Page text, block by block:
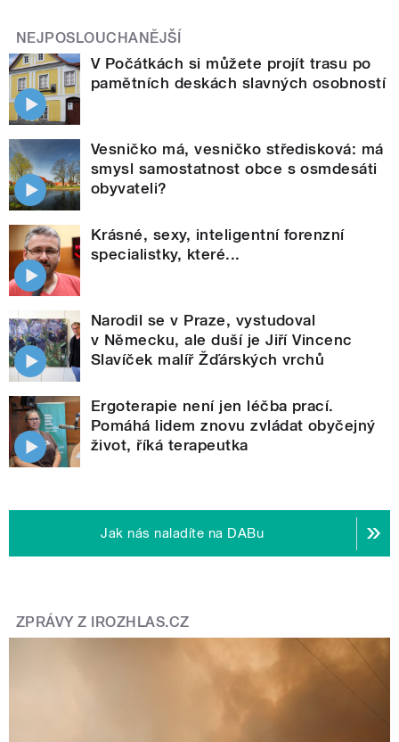
NEJPOSLOUCHANĚJŠÍ
V Počátkách si můžete projít trasu po
pamětních deskách slavných osobností
Vesničko má, vesničko středisková: má
smysl samostatnost obce s osmdesáti
obyvateli?
Krásné, sexy, inteligentní forenzní
specialistky, které...
Narodil se v Praze, vystudoval
v Německu, ale duší je Jiří Vincenc
Slavíček malíř Žďárských vrchů
Ergoterapie není jen léčba prací.
Pomáhá lidem znovu zvládat obyčejný
život, říká terapeutka
Jak nás naladíte na DABu
ZPRÁVY Z IROZHLAS.CZ